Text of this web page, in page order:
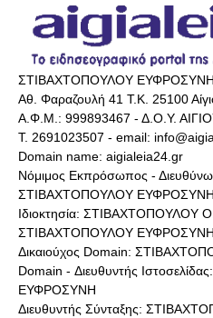
ΣΤΙΒΑΧΤΟΠΟΥΛΟΥ ΕΥΦΡΟΣΥΝΗ
Αθ. Φαραζουλή 41 Τ.Κ. 25100
Α.Φ.Μ.: 999893467 - Δ.Ο.Υ.
Τ. 2691023507 - email:
Domain name: aigialeia24.gr
Νόμιμος Εκπρόσωπος -
ΣΤΙΒΑΧΤΟΠΟΥΛΟΥ ΕΥΦΡΟΣΥΝΗ
Ιδιοκτησία: ΣΤΙΒΑΧΤΟΠΟΥΛΟΥ
ΣΤΙΒΑΧΤΟΠΟΥΛΟΥ
Δικαιούχος Domain:
Domain - Διευθυντής
ΕΥΦΡΟΣΥΝΗ
Διευθυντής Σύνταξης: